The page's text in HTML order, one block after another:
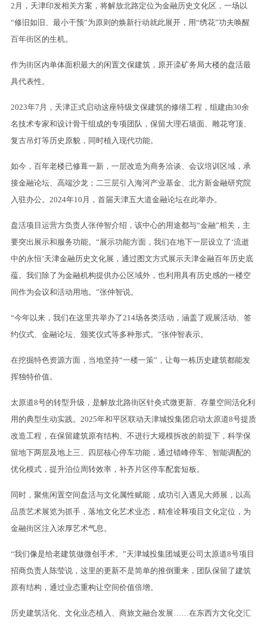
2月，天津印发相关方案，将解放北路定位为金融历史文化区，一场以
“修旧如旧、最小干预”为原则的焕新行动就此展开，用“绣花”功夫唤醒
百年街区的生机。
作为街区内单体面积最大的闲置文保建筑，原开滦矿务局大楼的盘活最
具代表性。
2023年7月，天津正式启动这座特级文保建筑的修缮工程，组建由30余
名技术专家和设计骨干组成的专项团队，保留大理石墙面、雕花穹顶、
复古吊灯等历史原貌，同时植入现代功能。
如今，百年老楼已修葺一新，一层改造为商务洽谈、会议培训区域，承
接金融论坛、高端沙龙；二三层引入海河产业基金、北方新金融研究院
入驻办公。2024年10月，首届天津五大道金融论坛在此举办。
盘活项目运营方负责人张仲智介绍，该中心的用途都与“金融”相关，主
要突出展示和服务功能。“展示功能方面，我们在地下一层设立了‘流逝
中的永恒’天津金融历史文化展，通过图文方式展示天津金融百年历史底
蕴。我们除了为金融机构提供办公区域外，也利用具有历史感的一楼空
间作为会议和活动用地。”张仲智说。
“今年以来，我们在这里共举办了214场各类活动，涵盖了观展活动、签
约仪式、金融论坛、颁奖仪式等多种形式。”张仲智表示。
在挖掘特色资源方面，当地坚持“一楼一策”，让每一栋历史建筑都能发
挥独特价值。
太原道8号的转型升级，是解放北路街区针灸式微更新、存量空间活化利
用的典型生动实践。2025年和平区联动天津城投集团启动太原道8号提质
改造工程，在保留建筑原有结构、不进行大规模拆改的前提下，科学保
留地下两层及地上三、四层核心停车功能，通过错峰停车、智能调配的
优化模式，提升泊位周转效率，补齐片区停车配套短板。
同时，聚焦闲置空间盘活与文化属性赋能，成功引入遇见大师展，以高
品质艺术展览为抓手，落地文化艺术业态，精准诠释项目文化定位，为
金融街区注入浓厚艺术气息。
“我们像是给老建筑做微创手术。”天津城投集团城更公司太原道8号项目
招商负责人陈莹说，这里的更新不是简单的推倒重来，团队保留了建筑
原有结构，通过业态重构让空间价值倍增。
历史建筑活化、文化业态植入、商旅文融合发展……在东西方文化交汇